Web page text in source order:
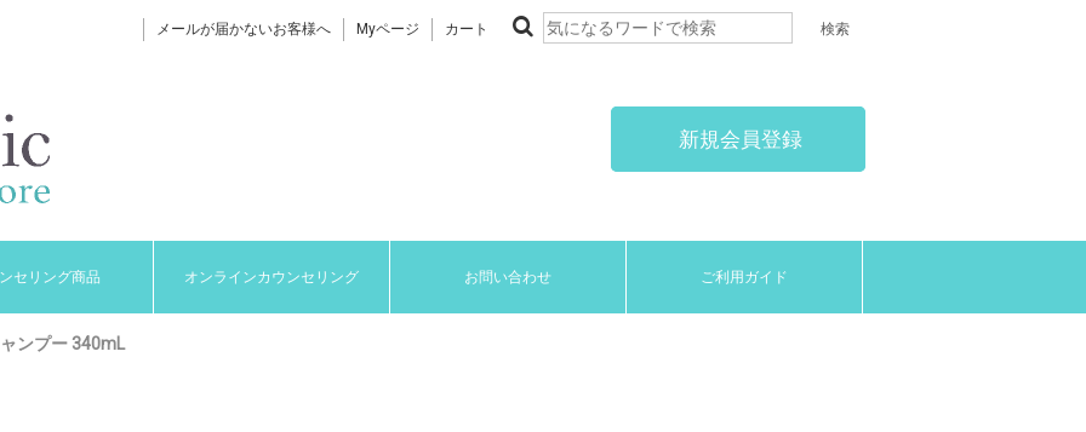
メールが届かないお客様へ Myページ カート
新規会員登録
セリング商品 オンラインカウンセリング お問い合わせ ご利用ガイド
ンプー 340mL